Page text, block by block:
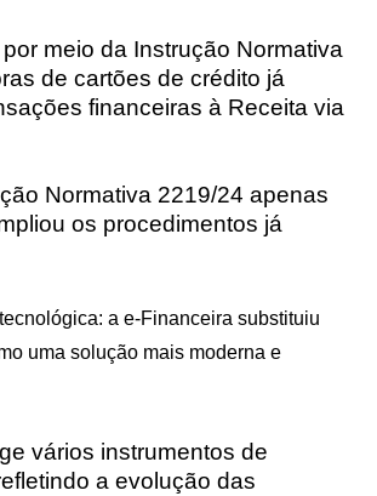
meio da Instrução Normativa
de cartões de crédito já
financeiras à Receita via
Normativa 2219/24 apenas
os procedimentos já
: a e-Financeira substituiu
uma solução mais moderna e
vários instrumentos de
a evolução das